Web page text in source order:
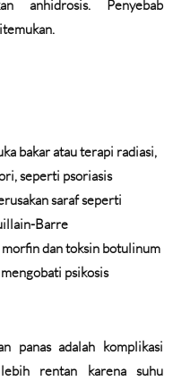
anhidrosis. Penyebab
bakar atau terapi radiasi,
seperti psoriasis
saraf seperti
Barre
dan toksin botulinum
psikosis
panas adalah komplikasi
rentan karena suhu